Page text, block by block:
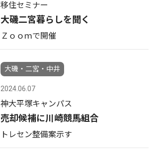
移住セミナー
大磯二宮暮らしを聞く
Ｚｏｏｍで開催
大磯・二宮・中井
2024.06.07
神大平塚キャンパス
売却候補に川崎競馬組合
トレセン整備案示す